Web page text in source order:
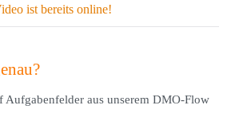
ist bereits online!
Aufgabenfelder aus unserem DMO-Flow